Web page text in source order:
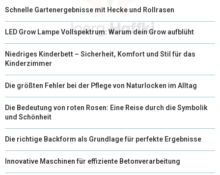
Schnelle Gartenergebnisse mit Hecke und Rollrasen
LED Grow Lampe Vollspektrum: Warum dein Grow aufblüht
Niedriges Kinderbett – Sicherheit, Komfort und Stil für das
Kinderzimmer
Die größten Fehler bei der Pflege von Naturlocken im Alltag
Die Bedeutung von roten Rosen: Eine Reise durch die Symbolik
und Schönheit
Die richtige Backform als Grundlage für perfekte Ergebnisse
Innovative Maschinen für effiziente Betonverarbeitung